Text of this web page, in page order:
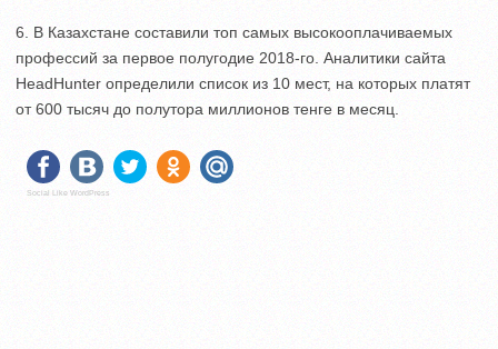
6. В Казахстане составили топ самых высокооплачиваемых
профессий за первое полугодие 2018-го. Аналитики сайта
HeadHunter определили список из 10 мест, на которых платят
от 600 тысяч до полутора миллионов тенге в месяц.
Social Like WordPress